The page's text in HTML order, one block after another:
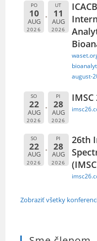
PO
10
AUG
2026
UT
11
AUG
2026
august-
SO
22
AUG
2026
PI
28
AUG
2026
IMSC
SO
22
AUG
2026
PI
28
AUG
2026
26th
Zobraziť všetky